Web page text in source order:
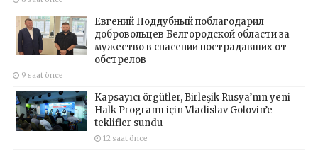
Евгений Поддубный поблагодарил
добровольцев Белгородской области за
мужество в спасении пострадавших от
обстрелов
9 saat önce
Kapsayıcı örgütler, Birleşik Rusya’nın yeni
Halk Programı için Vladislav Golovin’e
teklifler sundu
12 saat önce